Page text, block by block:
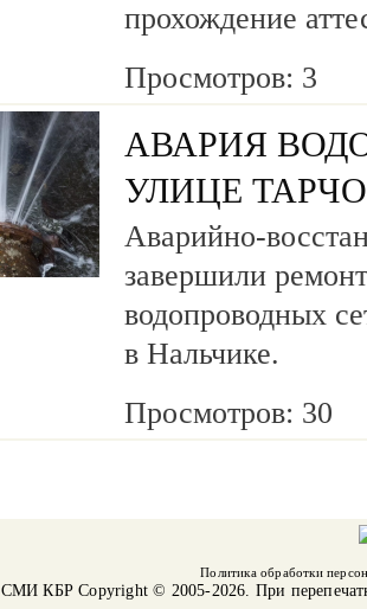
прохождение
Просмотров: 3
АВАРИЯ
УЛИЦЕ
Аварийно-
завершили
водопроводных
в Нальчике.
Просмотров: 30
Политика обработки
СМИ КБРCopyright © 2005-2026. При